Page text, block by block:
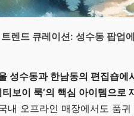
트렌드 큐레이션: 성수동 팝업
성수동과 한남동의 편집숍에
티보이 룩’의 핵심 아이템으로
내 오프라인 매장에서도 품